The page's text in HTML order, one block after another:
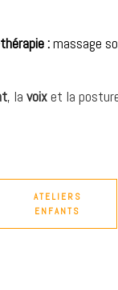
:massage
, lavoixet la
ATELIERS
ENFANTS